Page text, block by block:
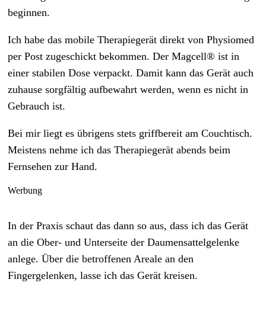
beginnen.
Ich habe das mobile Therapiegerät direkt von Physiomed
per Post zugeschickt bekommen. Der Magcell® ist in
einer stabilen Dose verpackt. Damit kann das Gerät auch
zuhause sorgfältig aufbewahrt werden, wenn es nicht in
Gebrauch ist.
Bei mir liegt es übrigens stets griffbereit am Couchtisch.
Meistens nehme ich das Therapiegerät abends beim
Fernsehen zur Hand.
Werbung
In der Praxis schaut das dann so aus, dass ich das Gerät
an die Ober- und Unterseite der Daumensattelgelenke
anlege. Über die betroffenen Areale an den
Fingergelenken, lasse ich das Gerät kreisen.